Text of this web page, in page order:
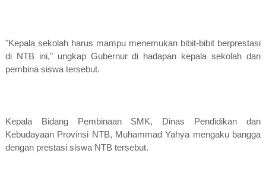
"Kepala sekolah harus mampu menemukan bibit-bibit berprestasi
di NTB ini," ungkap Gubernur di hadapan kepala sekolah dan
pembina siswa tersebut.
Kepala Bidang Pembinaan SMK, Dinas Pendidikan dan
Kebudayaan Provinsi NTB, Muhammad Yahya mengaku bangga
dengan prestasi siswa NTB tersebut.